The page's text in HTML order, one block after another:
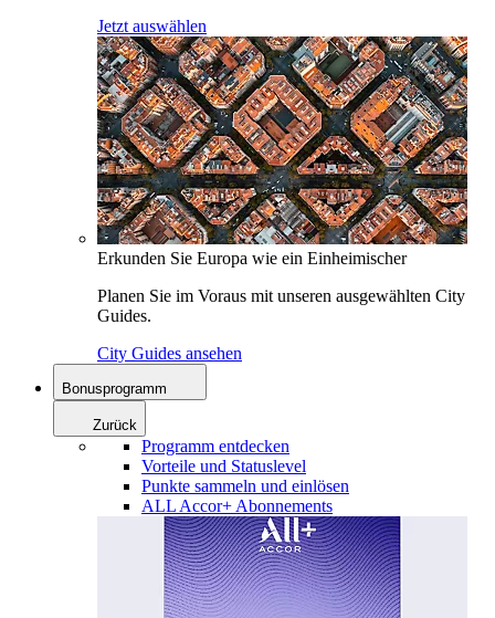
Jetzt auswählen
Erkunden Sie Europa wie ein Einheimischer
Planen Sie im Voraus mit unseren ausgewählten City
Guides.
City Guides ansehen
Bonusprogramm
Zurück
Programm entdecken
Vorteile und Statuslevel
Punkte sammeln und einlösen
ALL Accor+ Abonnements